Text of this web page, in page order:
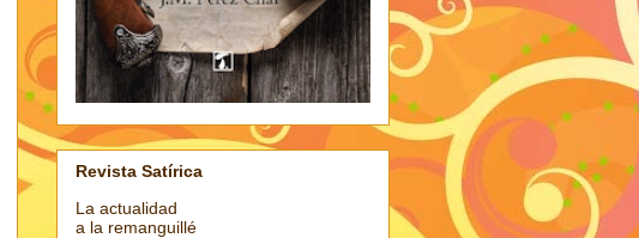
Revista Satírica
La actualidad
a la remanguillé